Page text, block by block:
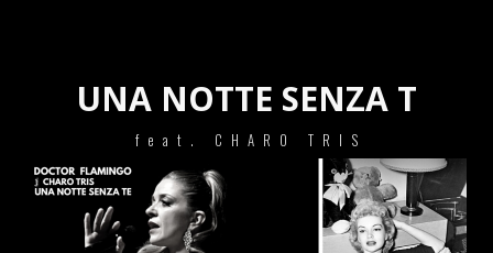
UNA NOTTE SENZA T
feat. CHARO TRIS